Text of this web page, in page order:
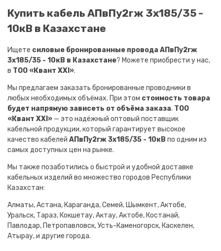
Купить кабель АПвПу2гж 3х185/35 -
10кВ в Казахстане
Ищете силовые бронированные провода АПвПу2гж
3х185/35 - 10кВ в Казахстане? Можете приобрести у нас,
в ТОО «Квант XXI».
Мы предлагаем заказать бронированные проводники в
любых необходимых объёмах. При этом стоимость товара
будет напрямую зависеть от объёма заказа. ТОО
«Квант XXI» — это надёжный оптовый поставщик
кабельной продукции, который гарантирует высокое
качество кабелей АПвПу2гж 3х185/35 - 10кВ по одним из
самых доступных цен на рынке.
Мы также позаботились о быстрой и удобной доставке
кабельных изделий во множество городов Республики
Казахстан:
Алматы, Астана, Караганда, Семей, Шымкент, Актобе,
Уральск, Тараз, Кокшетау, Актау, Актобе, Костанай,
Павлодар, Петропавловск, Усть-Каменогорск, Каскелен,
Атырау, и другие города.